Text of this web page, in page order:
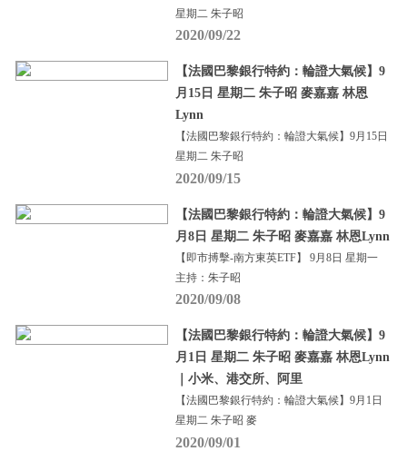
星期二 朱子昭
2020/09/22
【法國巴黎銀行特約：輪證大氣候】9
月15日 星期二 朱子昭 麥嘉嘉 林恩
Lynn
【法國巴黎銀行特約：輪證大氣候】9月15日
星期二 朱子昭
2020/09/15
【法國巴黎銀行特約：輪證大氣候】9
月8日 星期二 朱子昭 麥嘉嘉 林恩Lynn
【即市搏擊-南方東英ETF】 9月8日 星期一
主持：朱子昭
2020/09/08
【法國巴黎銀行特約：輪證大氣候】9
月1日 星期二 朱子昭 麥嘉嘉 林恩Lynn
｜小米、港交所、阿里
【法國巴黎銀行特約：輪證大氣候】9月1日
星期二 朱子昭 麥
2020/09/01